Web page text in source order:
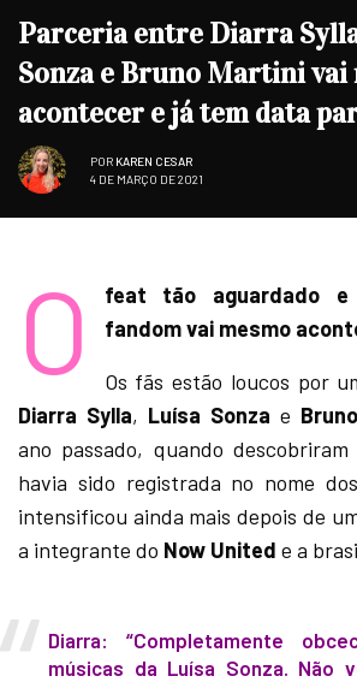
Parceria entre Diarra
Sonza e Bruno Martini vai
acontecer e já tem data
POR KAREN CESAR
4 DE MARÇO DE 2021
O
feat tão aguardado
fandom vai mesmo
Os fãs estão loucos por
Diarra Sylla, Luísa Sonza e
ano passado, quando
havia sido registrada no nome
intensificou ainda mais depois de
a integrante do Now United e a
Diarra: “Completamente
músicas da Luísa Sonza. Não